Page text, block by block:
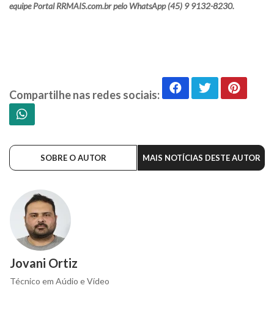
equipe Portal RRMAIS.com.br pelo WhatsApp (45) 9 9132-8230.
Compartilhe nas redes sociais:
SOBRE O AUTOR MAIS NOTÍCIAS DESTE AUTOR
Jovani Ortiz
Técnico em Aúdio e Vídeo